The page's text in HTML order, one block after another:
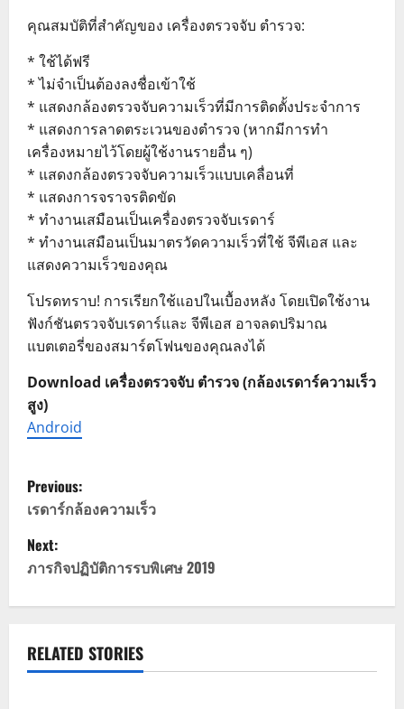
คุณสมบัติที่สำคัญของ เครื่องตรวจจับ ตำรวจ:
* ใช้ได้ฟรี
* ไม่จำเป็นต้องลงชื่อเข้าใช้
* แสดงกล้องตรวจจับความเร็วที่มีการติดตั้งประจำการ
* แสดงการลาดตระเวนของตำรวจ (หากมีการทำ
เครื่องหมายไว้โดยผู้ใช้งานรายอื่น ๆ)
* แสดงกล้องตรวจจับความเร็วแบบเคลื่อนที่
* แสดงการจราจรติดขัด
* ทำงานเสมือนเป็นเครื่องตรวจจับเรดาร์
* ทำงานเสมือนเป็นมาตรวัดความเร็วที่ใช้ จีพีเอส และ
แสดงความเร็วของคุณ
โปรดทราบ! การเรียกใช้แอปในเบื้องหลัง โดยเปิดใช้งาน
ฟังก์ชันตรวจจับเรดาร์และ จีพีเอส อาจลดปริมาณ
แบตเตอรี่ของสมาร์ตโฟนของคุณลงได้
Download เครื่องตรวจจับ ตำรวจ (กล้องเรดาร์ความเร็ว
สูง)
Android
P
o
s
a
Previous:
เรดาร์กล้องความเร็ว
Next:
ภารกิจปฏิบัติการรบพิเศษ 2019
RELATED STORIES